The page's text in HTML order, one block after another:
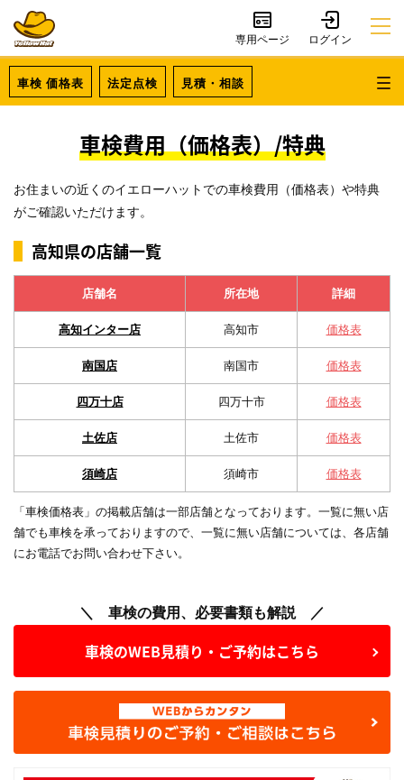
専用ページ
車検 価格表 法定点検 見積・相談
車検費用（価格表）/特典
お住まいの近くのイエローハットでの車検費用（価格表）や特典
がご確認いただけます。
高知県の店舗一覧
店舗名 所在地 詳細
高知インター店 高知市 価格表
南国店 南国市 価格表
四万十店 四万十市 価格表
土佐店 土佐市 価格表
須崎店 須崎市 価格表
「車検価格表」の掲載店舗は一部店舗となっております。一覧に無い店
舗でも車検を承っておりますので、一覧に無い店舗については、各店舗
にお電話でお問い合わせ下さい。
＼ 車検の費用、必要書類も解説 ／
車検のWEB見積り・ご予約はこちら